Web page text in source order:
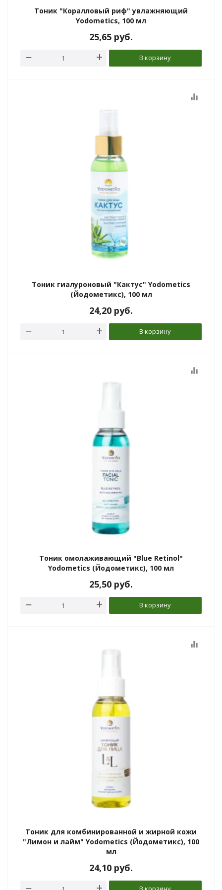
Тоник "Коралловый риф" увлажняющий
Yodometics, 100 мл
25,65 руб.
В корзину
equalizer
Тоник гиалуроновый "Кактус" Yodometics
(Йодометикс), 100 мл
24,20 руб.
В корзину
equalizer
Тоник омолаживающий "Blue Retinol"
Yodometics (Йодометикс), 100 мл
25,50 руб.
В корзину
equalizer
Тоник для комбинированной и жирной кожи
"Лимон и лайм" Yodometics (Йодометикс), 100
мл
24,10 руб.